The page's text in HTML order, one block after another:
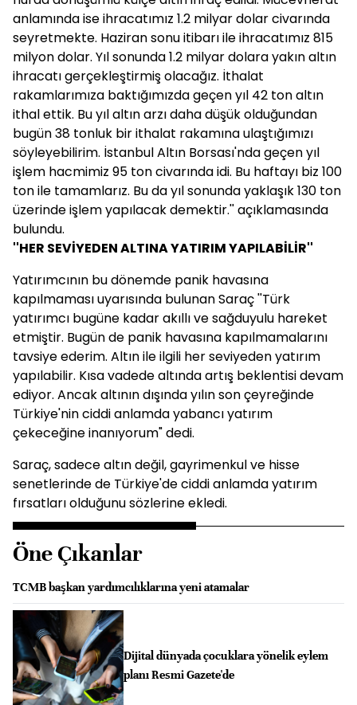
anlamında ise ihracatımız 1.2 milyar dolar civarında
seyretmekte. Haziran sonu itibarı ile ihracatımız 815
milyon dolar. Yıl sonunda 1.2 milyar dolara yakın altın
ihracatı gerçekleştirmiş olacağız. İthalat
rakamlarımıza baktığımızda geçen yıl 42 ton altın
ithal ettik. Bu yıl altın arzı daha düşük olduğundan
bugün 38 tonluk bir ithalat rakamına ulaştığımızı
söyleyebilirim. İstanbul Altın Borsası'nda geçen yıl
işlem hacmimiz 95 ton civarında idi. Bu haftayı biz 100
ton ile tamamlarız. Bu da yıl sonunda yaklaşık 130 ton
üzerinde işlem yapılacak demektir.'' açıklamasında
bulundu.
''HER SEVİYEDEN ALTINA YATIRIM YAPILABİLİR''
Yatırımcının bu dönemde panik havasına
kapılmaması uyarısında bulunan Saraç ''Türk
yatırımcı bugüne kadar akıllı ve sağduyulu hareket
etmiştir. Bugün de panik havasına kapılmamalarını
tavsiye ederim. Altın ile ilgili her seviyeden yatırım
yapılabilir. Kısa vadede altında artış beklentisi devam
ediyor. Ancak altının dışında yılın son çeyreğinde
Türkiye'nin ciddi anlamda yabancı yatırım
çekeceğine inanıyorum" dedi.
Saraç, sadece altın değil, gayrimenkul ve hisse
senetlerinde de Türkiye'de ciddi anlamda yatırım
fırsatları olduğunu sözlerine ekledi.
Öne Çıkanlar
TCMB başkan yardımcılıklarına yeni atamalar
Dijital dünyada çocuklara yönelik eylem
planı Resmi Gazete'de